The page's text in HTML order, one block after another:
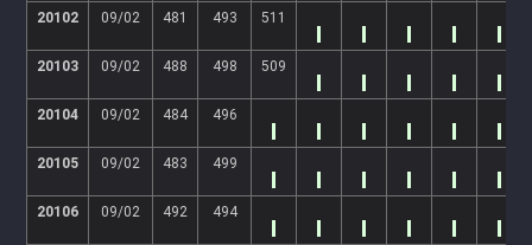
20102 09/02 481 493 511
20103 09/02 488 498 509
20104 09/02 484 496
20105 09/02 483 499
20106 09/02 492 494